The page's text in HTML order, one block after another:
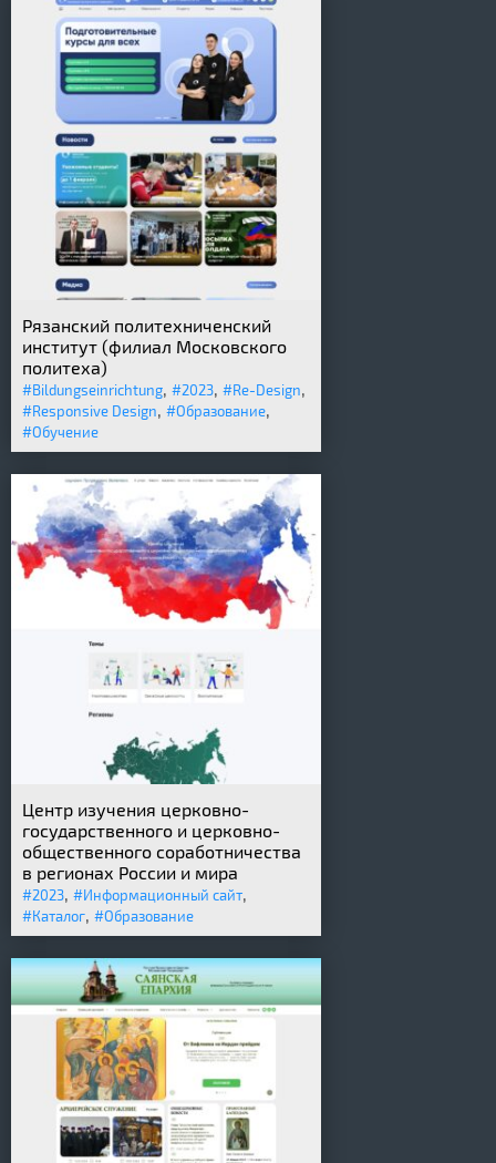
Рязанский политехниченский
институт (филиал Московского
политеха)
#Bildungseinrichtung, #2023, #Re-Design,
#Responsive Design, #Образование,
#Обучение
Центр изучения церковно-
государственного и церковно-
общественного соработничества
в регионах России и мира
#2023, #Информационный сайт,
#Каталог, #Образование